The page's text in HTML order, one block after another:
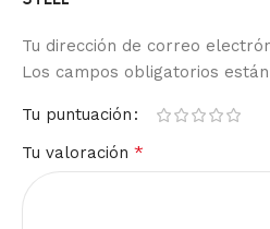
Tu dirección de correo
Los campos obligatorios
Tu puntuación
Tu valoración *